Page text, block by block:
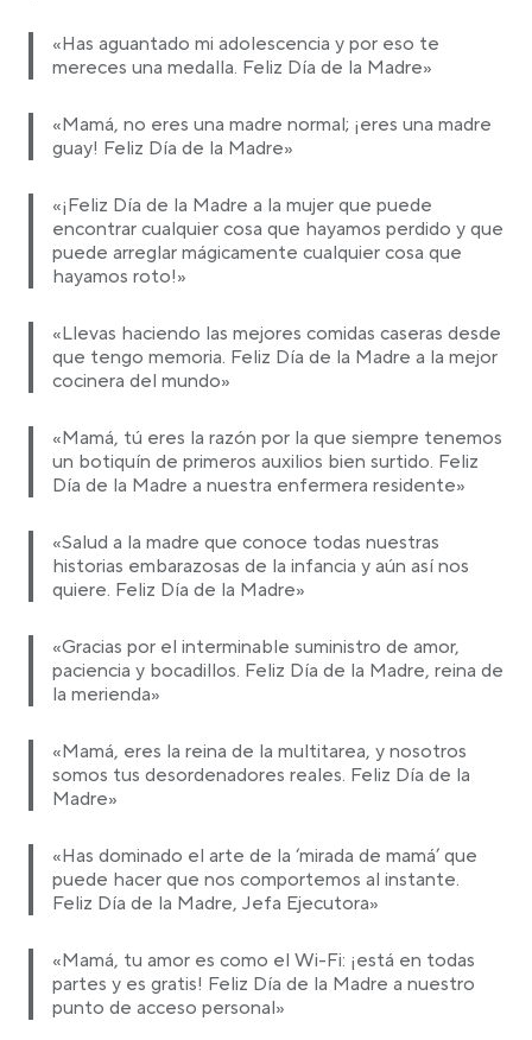
«Has aguantado mi adolescencia y por eso te
mereces una medalla. Feliz Día de la Madre»
«Mamá, no eres una madre normal; ¡eres una madre
guay! Feliz Día de la Madre»
«¡Feliz Día de la Madre a la mujer que puede
encontrar cualquier cosa que hayamos perdido y que
puede arreglar mágicamente cualquier cosa que
hayamos roto!»
«Llevas haciendo las mejores comidas caseras desde
que tengo memoria. Feliz Día de la Madre a la mejor
cocinera del mundo»
«Mamá, tú eres la razón por la que siempre tenemos
un botiquín de primeros auxilios bien surtido. Feliz
Día de la Madre a nuestra enfermera residente»
«Salud a la madre que conoce todas nuestras
historias embarazosas de la infancia y aún así nos
quiere. Feliz Día de la Madre»
«Gracias por el interminable suministro de amor,
paciencia y bocadillos. Feliz Día de la Madre, reina de
la merienda»
«Mamá, eres la reina de la multitarea, y nosotros
somos tus desordenadores reales. Feliz Día de la
Madre»
«Has dominado el arte de la ‘mirada de mamá’ que
puede hacer que nos comportemos al instante.
Feliz Día de la Madre, Jefa Ejecutora»
«Mamá, tu amor es como el Wi-Fi: ¡está en todas
partes y es gratis! Feliz Día de la Madre a nuestro
punto de acceso personal»